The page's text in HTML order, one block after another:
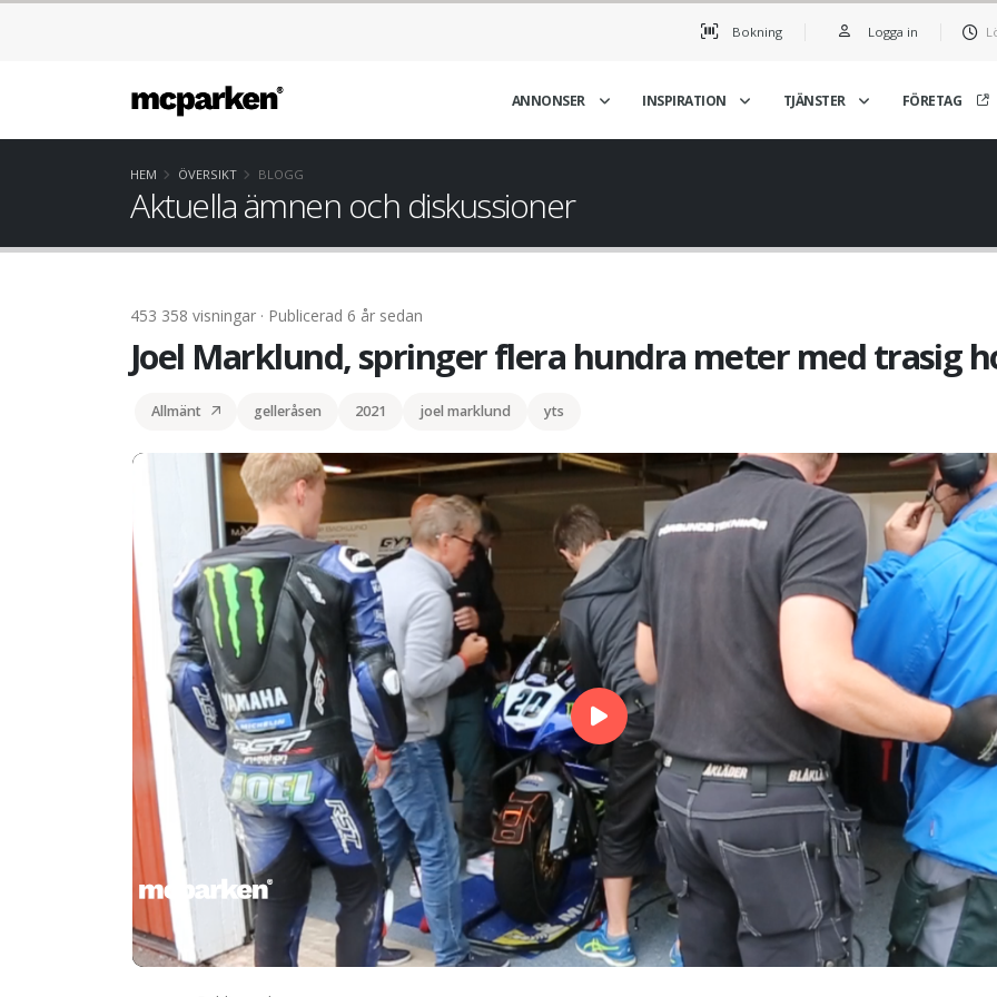
Bokning Logga in
ANNONSER INSPIRATION TJÄNSTER FÖRETAG
HEM ÖVERSIKT BLOGG
Aktuella ämnen och diskussioner
453 358 visningar · Publicerad 6 år sedan
Joel Marklund, springer flera hundra meter med trasig
Allmänt gelleråsen 2021 joel marklund yts
00:00 00:00
Joel Marklund, springer flera hundra meter me
Joel Marklund,
hundra meter me
Tre personer krockar och
tar hojen och springer
med
Bikeweek - Missa inte
ultimata motorhelge
Bikeweek - Missa inte den
ultimata motorhelgen den
26/27 juli
Alex Brodersen tar
pallplatsen direkt i
Alex Brodersen tar
direkt i supersport 600
Yamaha SBK Team
Scandinavia - Tar stora
Yamaha SBK Team
- Tar stora steg och kör
internatione
Joel efter 9:e
Joel efter 9:e deltävlingen
Det där med olja #2!
Romanowski förklarar
Det där med olja #2!
Romanowski förklarar
Joel Marklund byter